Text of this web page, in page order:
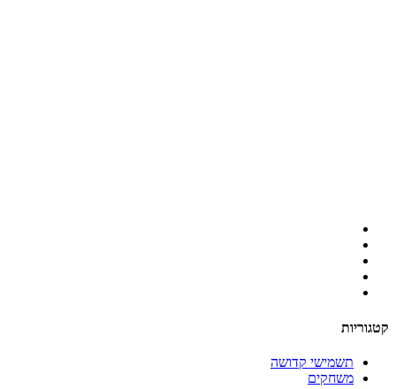
קטגוריות
תשמישי קדושה
משחקים